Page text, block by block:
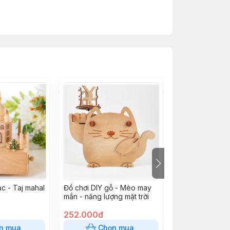
mình.
bàn tay của bé xinh.
- Taj mahal
mua
Đồ chơi DIY gỗ - Mèo may
mắn - năng lượng mặt trời
252.000đ
Chọn mua